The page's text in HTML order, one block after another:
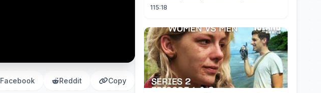
Facebook Reddit Copy
hombre más rico del mundo
115:18